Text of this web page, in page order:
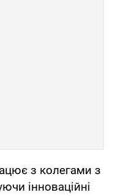
з колегами з
інноваційні